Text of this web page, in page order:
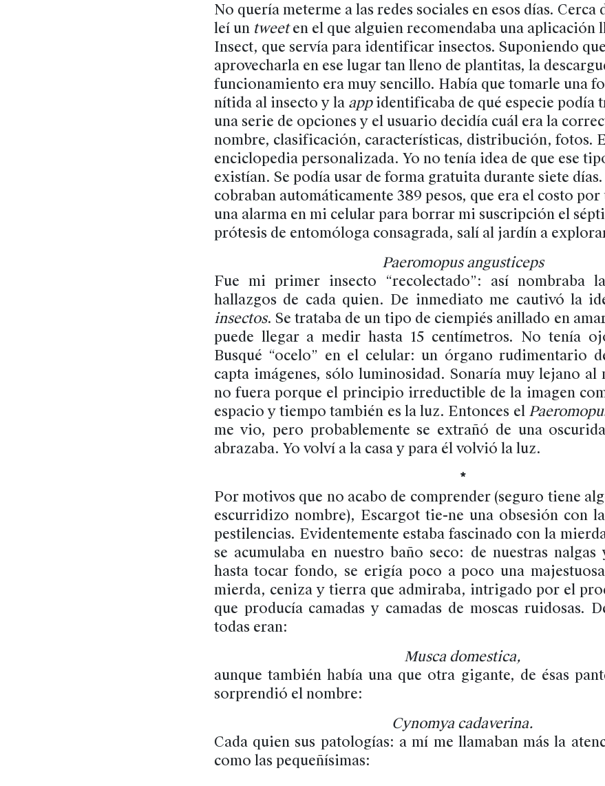
No quería meterme a las redes sociales en esos días. Cerca
leí un tweeten el que alguien recomendaba una aplicación
Insect, que servía para identificar insectos. Suponiendo
aprovecharla en ese lugar tan lleno de plantitas, la
funcionamiento era muy sencillo. Había que tomarle una
nítida al insecto y la appidentificaba de qué especie podía
una serie de opciones y el usuario decidía cuál era la
nombre, clasificación, características, distribución, fotos.
enciclopedia personalizada. Yo no tenía idea de que ese
existían. Se podía usar de forma gratuita durante siete
cobraban automáticamente 389 pesos, que era el costo por
una alarma en mi celular para borrar mi suscripción el
prótesis de entomóloga consagrada, salí al jardín a
Paeromopus angusticeps
Fue mi primer insecto “recolectado”: así nombraba
hallazgos de cada quien. De inmediato me cautivó la
insectos. Se trataba de un tipo de ciempiés anillado en
puede llegar a medir hasta 15 centímetros. No tenía
Busqué “ocelo” en el celular: un órgano rudimentario
capta imágenes, sólo luminosidad. Sonaría muy lejano
no fuera porque el principio irreductible de la imagen
espacio y tiempo también es la luz. Entonces el
me vio, pero probablemente se extrañó de una
abrazaba. Yo volví a la casa y para él volvió la luz.
*
Por motivos que no acabo de comprender (seguro tiene
escurridizo nombre), Escargot tie-ne una obsesión con
pestilencias. Evidentemente estaba fascinado con la
se acumulaba en nuestro baño seco: de nuestras
hasta tocar fondo, se erigía poco a poco una
mierda, ceniza y tierra que admiraba, intrigado por el
que producía camadas y camadas de moscas ruidosas.
todas eran:
Musca domestica,
aunque también había una que otra gigante, de ésas
sorprendió el nombre:
Cynomya cadaverina.
Cada quien sus patologías: a mí me llamaban más la
como las pequeñísimas: